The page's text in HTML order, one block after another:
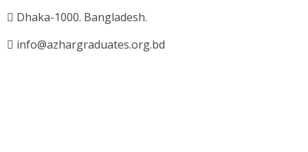
Dhaka-1000. Bangladesh.
info@azhargraduates.org.bd